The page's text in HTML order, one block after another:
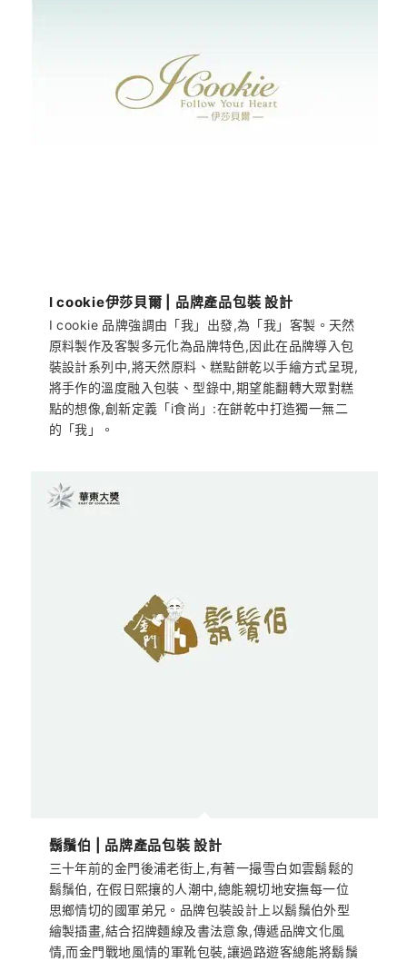
I cookie伊莎貝爾 | 品牌產品包裝 設計
I cookie 品牌強調由「我」出發,為「我」客製。天然
原料製作及客製多元化為品牌特色,因此在品牌導入包
裝設計系列中,將天然原料、糕點餅乾以手繪方式呈現,
將手作的溫度融入包裝、型錄中,期望能翻轉大眾對糕
點的想像,創新定義「i食尚」:在餅乾中打造獨一無二
的「我」。
鬍鬚伯 | 品牌產品包裝 設計
三十年前的金門後浦老街上,有著一撮雪白如雲鬍鬆的
鬍鬚伯, 在假日熙攘的人潮中,總能親切地安撫每一位
思鄉情切的國軍弟兄。品牌包裝設計上以鬍鬚伯外型
繪製插畫,結合招牌麵線及書法意象,傳遞品牌文化風
情,而金門戰地風情的軍靴包裝,讓過路遊客總能將鬍鬚